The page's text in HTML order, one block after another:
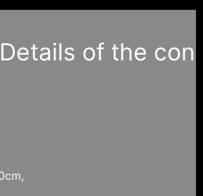
of the con
：58*80*80cm,